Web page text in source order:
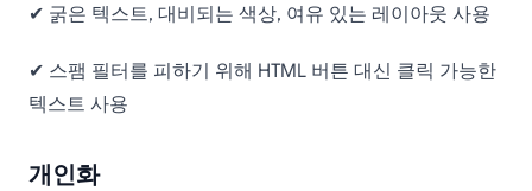
✔ 굵은 텍스트, 대비되는 색상, 여유 있는 레이아웃 사용
✔ 스팸 필터를 피하기 위해 HTML 버튼 대신 클릭 가능한
텍스트 사용
개인화